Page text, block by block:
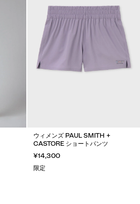
ウィメンズ PAUL SMITH +
CASTORE ショートパンツ
¥14,300
限定